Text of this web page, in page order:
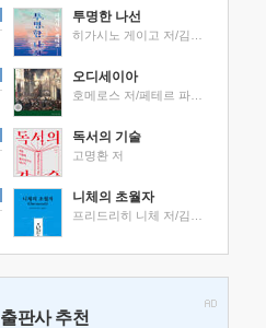
투명한 나선
오디세이아
독서의 기술
고명환 저
니체의 초월자
출판사 추천